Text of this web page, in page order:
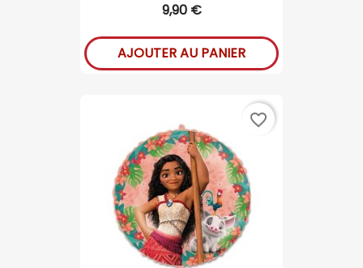
9,90 €
AJOUTER AU PANIER
favorite_border